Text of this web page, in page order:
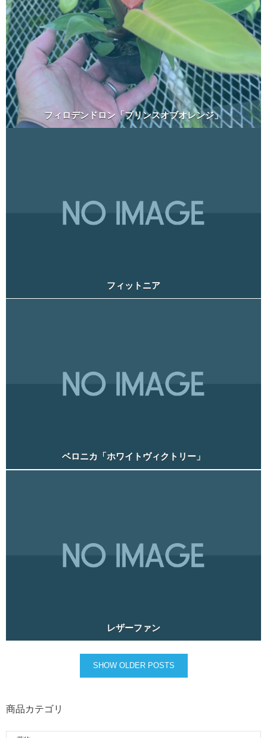
フィロデンドロン「プリンスオブオレンジ」
フィットニア
ベロニカ「ホワイトヴィクトリー」
レザーファン
SHOW OLDER POSTS
商品カテゴリ